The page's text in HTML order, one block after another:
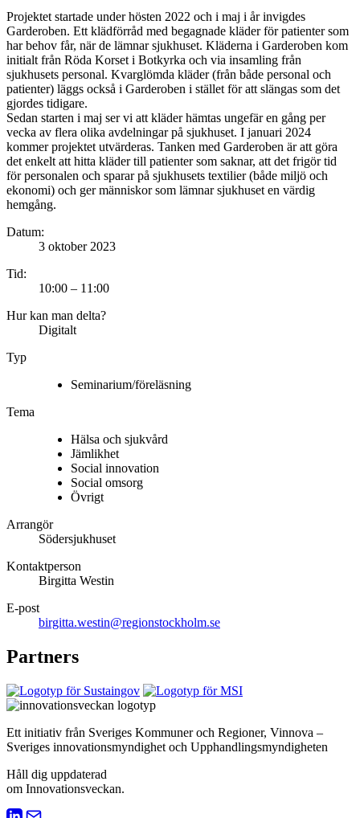
Projektet startade under hösten 2022 och i maj i år invigdes
Garderoben. Ett klädförråd med begagnade kläder för patienter som
har behov får, när de lämnar sjukhuset. Kläderna i Garderoben kom
initialt från Röda Korset i Botkyrka och via insamling från
sjukhusets personal. Kvarglömda kläder (från både personal och
patienter) läggs också i Garderoben i stället för att slängas som det
gjordes tidigare.
Sedan starten i maj ser vi att kläder hämtas ungefär en gång per
vecka av flera olika avdelningar på sjukhuset. I januari 2024
kommer projektet utvärderas. Tanken med Garderoben är att göra
det enkelt att hitta kläder till patienter som saknar, att det frigör tid
för personalen och sparar på sjukhusets textilier (både miljö och
ekonomi) och ger människor som lämnar sjukhuset en värdig
hemgång.
Datum:
3 oktober 2023
Tid:
10:00 – 11:00
Hur kan man delta?
Digitalt
Typ
Seminarium/föreläsning
Tema
Hälsa och sjukvård
Jämlikhet
Social innovation
Social omsorg
Övrigt
Arrangör
Södersjukhuset
Kontaktperson
Birgitta Westin
E-post
birgitta.westin@regionstockholm.se
Partners
Ett initiativ från Sveriges Kommuner och Regioner, Vinnova –
Sveriges innovationsmyndighet och Upphandlingsmyndigheten
Håll dig uppdaterad
om Innovationsveckan.